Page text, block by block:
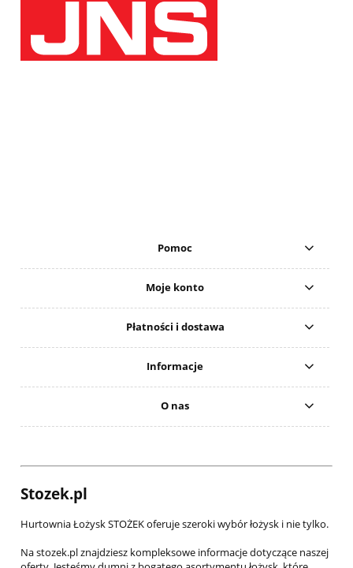
Pomoc
Moje konto
Płatności i dostawa
Informacje
O nas
Stozek.pl
Hurtownia Łożysk STOŻEK oferuje szeroki wybór łożysk i nie tylko.
Na stozek.pl znajdziesz kompleksowe informacje dotyczące naszej